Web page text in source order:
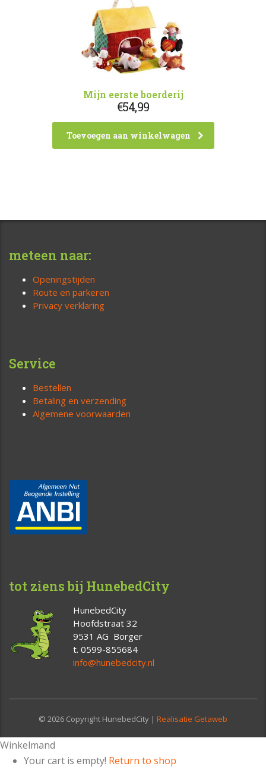
Mijn eerste boerderij
€54,99
Toevoegen aan winkelwagen
meteen naar:
Openingstijden
Route en parkeren
Privacy verklaring
Service
Bestellen
Betaling en verzending
Algemene voorwaarden
tot ziens bij HunebedCity
HunebedCity
Hoofdstraat 32
9531 AG Borger
t. 0599-855684
info@hunebedcity.nl
© 2026 Copyright HunebedCity | Realisatie Getaweb
Winkelmand
Your cart is empty! Return to shop